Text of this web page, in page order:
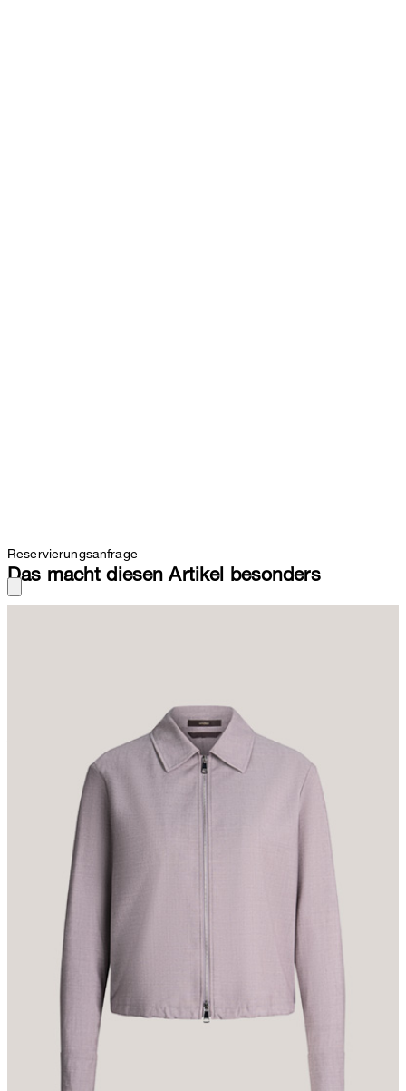
Reservierungsanfrage
Das macht diesen Artikel besonders
der Saumabschluss mittels Tunnelzugs und Stoppern auf Wunsch
justieren lässt. Für ein stimmiges Finish sorgt die angenehm
lockere Silhouette.